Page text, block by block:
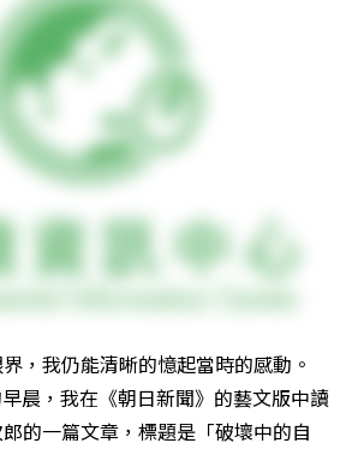
，我仍能清晰的憶起當時的感動。
晨，我在《朝日新聞》的藝文版中讀
的一篇文章，標題是「破壞中的自